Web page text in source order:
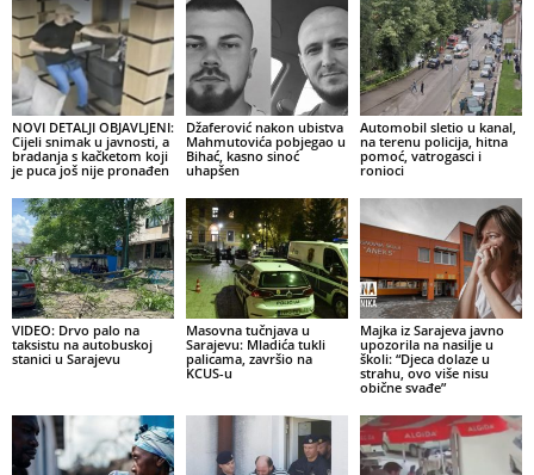
NOVI DETALJI OBJAVLJENI:
Cijeli snimak u javnosti, a
bradanja s kačketom koji
je puca još nije pronađen
Džaferović nakon ubistva
Mahmutovića pobjegao u
Bihać, kasno sinoć
uhapšen
Automobil sletio u kanal,
na terenu policija, hitna
pomoć, vatrogasci i
ronioci
VIDEO: Drvo palo na
taksistu na autobuskoj
stanici u Sarajevu
Masovna tučnjava u
Sarajevu: Mladića tukli
palicama, završio na
KCUS-u
Majka iz Sarajeva javno
upozorila na nasilje u
školi: “Djeca dolaze u
strahu, ovo više nisu
obične svađe”